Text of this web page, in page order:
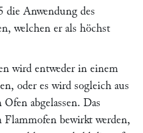
die Anwendung des
welchen er als höchst
wird entweder in einem
oder es wird sogleich aus
abgelassen. Das
bewirkt werden,